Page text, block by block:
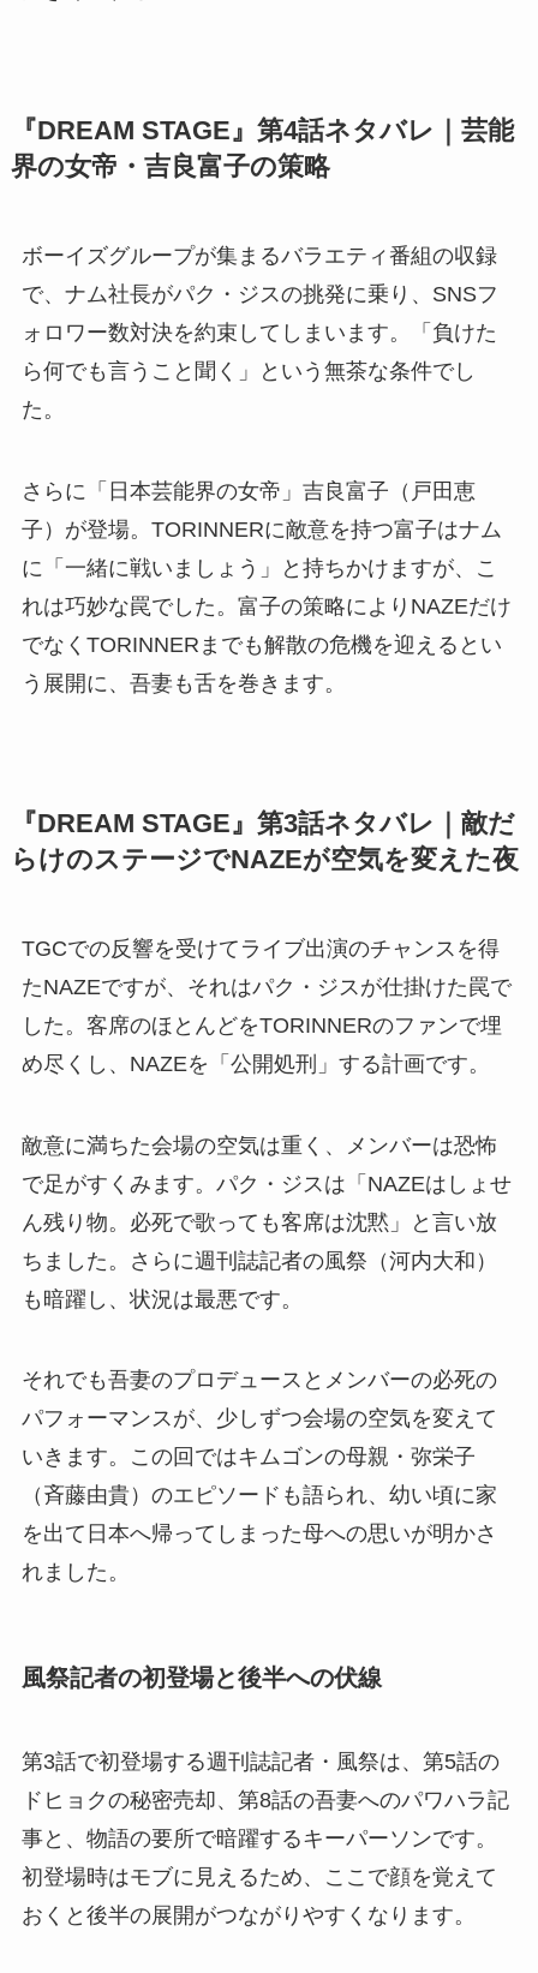
『DREAM STAGE』第4話ネタバレ｜芸能
界の女帝・吉良富子の策略
ボーイズグループが集まるバラエティ番組の収録
で、ナム社長がパク・ジスの挑発に乗り、SNSフ
ォロワー数対決を約束してしまいます。「負けた
ら何でも言うこと聞く」という無茶な条件でし
た。
さらに「日本芸能界の女帝」吉良富子（戸田恵
子）が登場。TORINNERに敵意を持つ富子はナム
に「一緒に戦いましょう」と持ちかけますが、こ
れは巧妙な罠でした。富子の策略によりNAZEだけ
でなくTORINNERまでも解散の危機を迎えるとい
う展開に、吾妻も舌を巻きます。
『DREAM STAGE』第3話ネタバレ｜敵だ
らけのステージでNAZEが空気を変えた夜
TGCでの反響を受けてライブ出演のチャンスを得
たNAZEですが、それはパク・ジスが仕掛けた罠で
した。客席のほとんどをTORINNERのファンで埋
め尽くし、NAZEを「公開処刑」する計画です。
敵意に満ちた会場の空気は重く、メンバーは恐怖
で足がすくみます。パク・ジスは「NAZEはしょせ
ん残り物。必死で歌っても客席は沈黙」と言い放
ちました。さらに週刊誌記者の風祭（河内大和）
も暗躍し、状況は最悪です。
それでも吾妻のプロデュースとメンバーの必死の
パフォーマンスが、少しずつ会場の空気を変えて
いきます。この回ではキムゴンの母親・弥栄子
（斉藤由貴）のエピソードも語られ、幼い頃に家
を出て日本へ帰ってしまった母への思いが明かさ
れました。
風祭記者の初登場と後半への伏線
第3話で初登場する週刊誌記者・風祭は、第5話の
ドヒョクの秘密売却、第8話の吾妻へのパワハラ記
事と、物語の要所で暗躍するキーパーソンです。
初登場時はモブに見えるため、ここで顔を覚えて
おくと後半の展開がつながりやすくなります。